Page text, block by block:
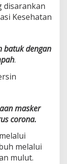
disarankan
Kesehatan
batuk dengan
.
masker
corona.
melalui
mulut.